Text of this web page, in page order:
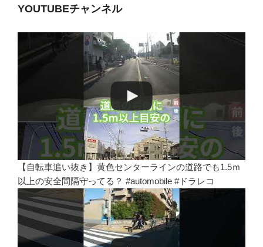
YOUTUBEチャンネル
【自転車追い抜き】黄色センターラインの道路でも1.5ｍ
以上の安全間隔守ってる？ #automobile #ドラレコ